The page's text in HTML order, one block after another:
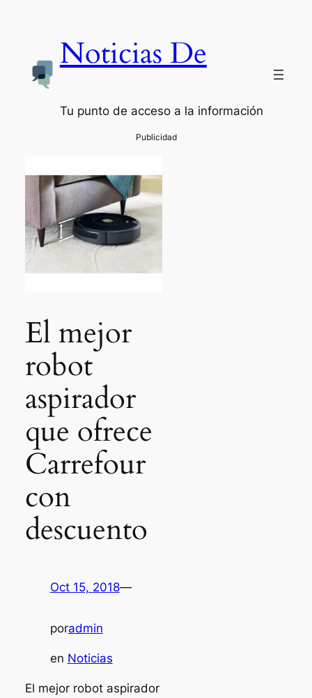
Noticias De
Tu punto de acceso a la información
El mejor
robot
aspirador
que ofrece
Carrefour
con
descuento
Oct 15, 2018—
poradmin
en Noticias
El mejor robot aspirador